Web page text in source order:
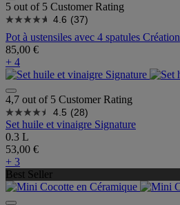
5 out of 5 Customer Rating
4.6 (37)
Pot à ustensiles avec 4 spatules Création
85,00 €
+ 4
4,7 out of 5 Customer Rating
4.5 (28)
Set huile et vinaigre Signature
0.3 L
53,00 €
+ 3
Best Seller